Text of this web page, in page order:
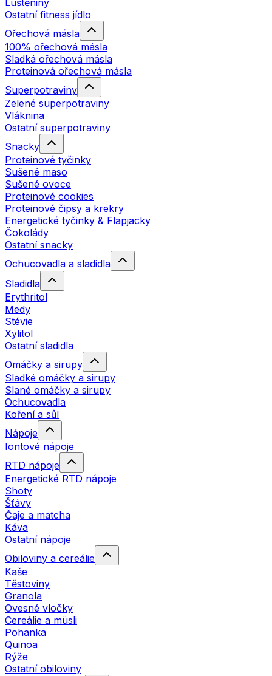
Luštěniny
Ostatní fitness jídlo
Ořechová másla
100% ořechová másla
Sladká ořechová másla
Proteinová ořechová másla
Superpotraviny
Zelené superpotraviny
Vláknina
Ostatní superpotraviny
Snacky
Proteinové tyčinky
Sušené maso
Sušené ovoce
Proteinové cookies
Proteinové čipsy a krekry
Energetické tyčinky & Flapjacky
Čokolády
Ostatní snacky
Ochucovadla a sladidla
Sladidla
Erythritol
Medy
Stévie
Xylitol
Ostatní sladidla
Omáčky a sirupy
Sladké omáčky a sirupy
Slané omáčky a sirupy
Ochucovadla
Koření a sůl
Nápoje
Iontové nápoje
RTD nápoje
Energetické RTD nápoje
Shoty
Šťávy
Čaje a matcha
Káva
Ostatní nápoje
Obiloviny a cereálie
Kaše
Těstoviny
Granola
Ovesné vločky
Cereálie a müsli
Pohanka
Quinoa
Rýže
Ostatní obiloviny